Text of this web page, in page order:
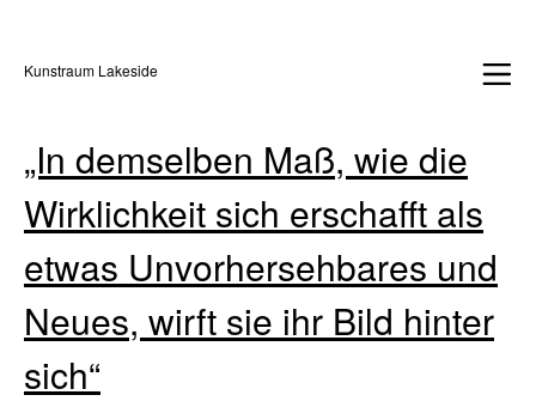
Kunstraum Lakeside
„In demselben Maß, wie die
Wirklichkeit sich erschafft als
etwas Unvorhersehbares und
Neues, wirft sie ihr Bild hinter
sich“